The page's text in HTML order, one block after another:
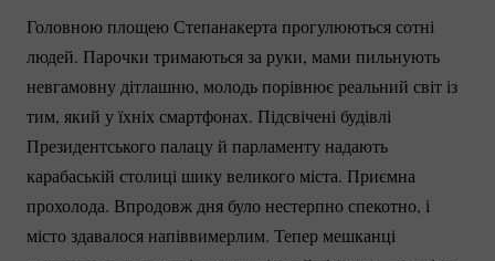
Головною площею Степанакерта прогулюються сотні
людей. Парочки тримаються за руки, мами пильнують
невгамовну дітлашню, молодь порівнює реальний світ із
тим, який у їхніх смартфонах. Підсвічені будівлі
Президентського палацу й парламенту надають
карабаській столиці шику великого міста. Приємна
прохолода. Впродовж дня було нестерпно спекотно, і
місто здавалося напіввимерлим. Тепер мешканці